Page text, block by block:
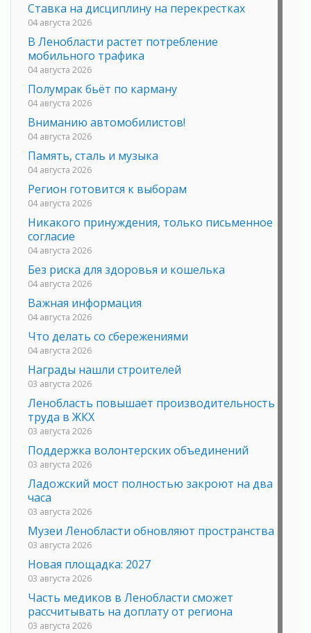
Ставка на дисциплину на перекрестках
04 августа 2026
В Ленобласти растет потребление
мобильного трафика
04 августа 2026
Полумрак бьёт по карману
04 августа 2026
Вниманию автомобилистов!
04 августа 2026
Память, сталь и музыка
04 августа 2026
Регион готовится к выборам
04 августа 2026
Никакого принуждения, только письменное
согласие
04 августа 2026
Без риска для здоровья и кошелька
04 августа 2026
Важная информация
04 августа 2026
Что делать со сбережениями
04 августа 2026
Награды нашли строителей
03 августа 2026
Ленобласть повышает производительность
труда в ЖКХ
03 августа 2026
Поддержка волонтерских объединений
03 августа 2026
Ладожский мост полностью закроют на два
часа
03 августа 2026
Музеи Ленобласти обновляют пространства
03 августа 2026
Новая площадка: 2027
03 августа 2026
Часть медиков в Ленобласти сможет
рассчитывать на доплату от региона
03 августа 2026